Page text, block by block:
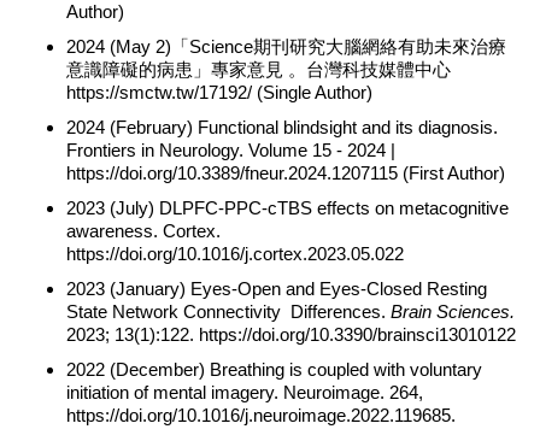
Author)
2024 (May 2)「Science期刊研究大腦網絡有助未來治療
意識障礙的病患」專家意見 。台灣科技媒體中心
https://smctw.tw/17192/ (Single Author)
2024 (February) Functional blindsight and its diagnosis.
Frontiers in Neurology. Volume 15 - 2024 |
https://doi.org/10.3389/fneur.2024.1207115 (First Author)
2023 (July) DLPFC-PPC-cTBS effects on metacognitive
awareness. Cortex.
https://doi.org/10.1016/j.cortex.2023.05.022
2023 (January) Eyes-Open and Eyes-Closed Resting
State Network Connectivity Differences. Brain Sciences.
2023; 13(1):122. https://doi.org/10.3390/brainsci13010122
2022 (December) Breathing is coupled with voluntary
initiation of mental imagery. Neuroimage. 264,
https://doi.org/10.1016/j.neuroimage.2022.119685.